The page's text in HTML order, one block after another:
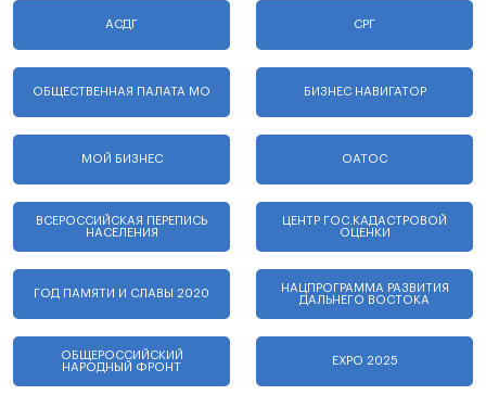
АСДГ СРГ
ОБЩЕСТВЕННАЯ ПАЛАТА МО БИЗНЕС НАВИГАТОР
МОЙ БИЗНЕС ОАТОС
ВСЕРОССИЙСКАЯ ПЕРЕПИСЬ
НАСЕЛЕНИЯ
ЦЕНТР ГОС.КАДАСТРОВОЙ
ОЦЕНКИ
ГОД ПАМЯТИ И СЛАВЫ 2020
НАЦПРОГРАММА РАЗВИТИЯ
ДАЛЬНЕГО ВОСТОКА
ОБЩЕРОССИЙСКИЙ
НАРОДНЫЙ ФРОНТ
EXPO 2025